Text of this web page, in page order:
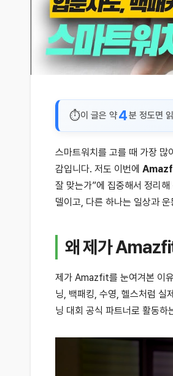
이 글은 약4분 정도면
스마트워치를 고를 때 가장 많
감입니다. 저도 이번에
잘 맞는가”에 집중해서 정리
델이고, 다른 하나는 일상과
왜 제가
제가 Amazfit를 눈여겨본 이
닝, 백패킹, 수영, 헬스처럼 실
닝 대회 공식 파트너로 활동하